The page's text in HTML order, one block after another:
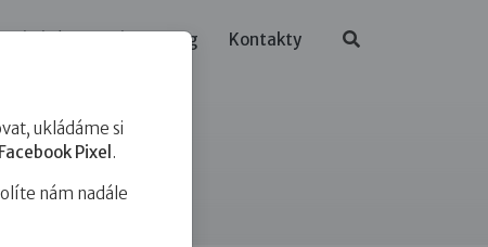
Blog Kontakty
ukládáme si
Facebook Pixel .
nám nadále